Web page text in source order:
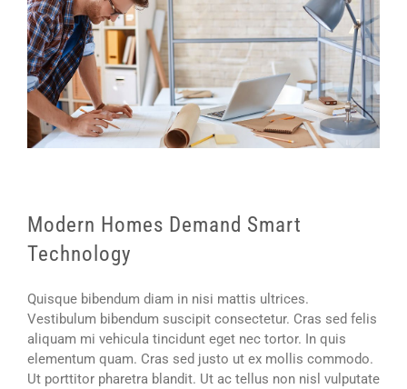
Modern Homes Demand Smart
Technology
Quisque bibendum diam in nisi mattis ultrices.
Vestibulum bibendum suscipit consectetur. Cras sed felis
aliquam mi vehicula tincidunt eget nec tortor. In quis
elementum quam. Cras sed justo ut ex mollis commodo.
Ut porttitor pharetra blandit. Ut ac tellus non nisl vulputate